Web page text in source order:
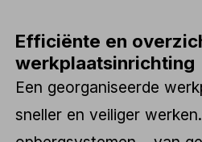
Efficiënte en
werkplaatsinrichting
Een georganiseerde
sneller en veiliger